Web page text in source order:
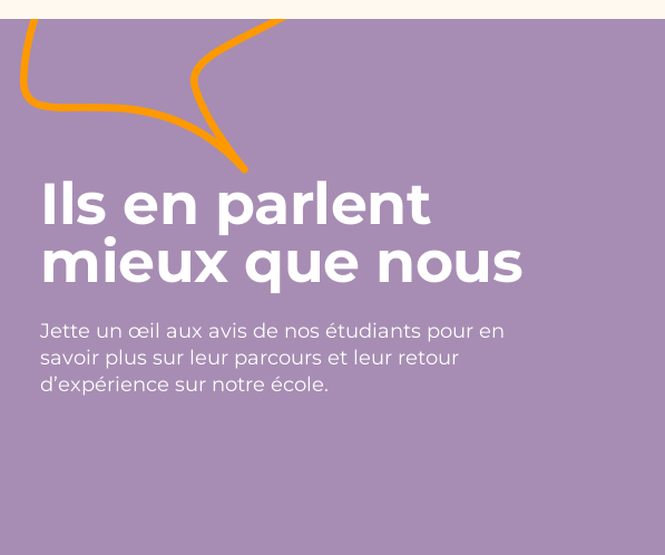
Ils en parlent
mieux que nous
Jette un œil aux avis de nos étudiants pour en
savoir plus sur leur parcours et leur retour
d’expérience sur notre école.